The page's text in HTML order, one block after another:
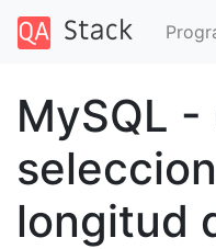
MySQL -
longitud